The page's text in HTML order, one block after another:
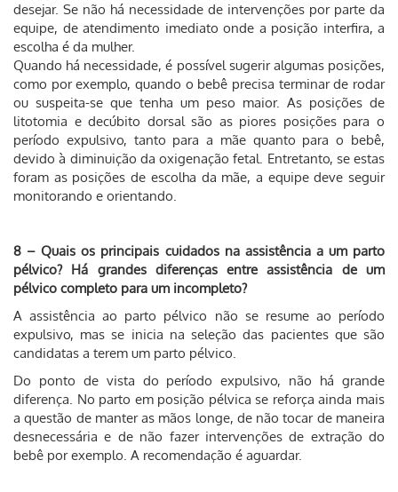
desejar. Se não há necessidade de intervenções por parte da
equipe, de atendimento imediato onde a posição interfira, a
escolha é da mulher.
Quando há necessidade, é possível sugerir algumas posições,
como por exemplo, quando o bebê precisa terminar de rodar
ou suspeita-se que tenha um peso maior. As posições de
litotomia e decúbito dorsal são as piores posições para o
período expulsivo, tanto para a mãe quanto para o bebê,
devido à diminuição da oxigenação fetal. Entretanto, se estas
foram as posições de escolha da mãe, a equipe deve seguir
monitorando e orientando.
8 – Quais os principais cuidados na assistência a um parto
pélvico? Há grandes diferenças entre assistência de um
pélvico completo para um incompleto?
A assistência ao parto pélvico não se resume ao período
expulsivo, mas se inicia na seleção das pacientes que são
candidatas a terem um parto pélvico.
Do ponto de vista do período expulsivo, não há grande
diferença. No parto em posição pélvica se reforça ainda mais
a questão de manter as mãos longe, de não tocar de maneira
desnecessária e de não fazer intervenções de extração do
bebê por exemplo. A recomendação é aguardar.